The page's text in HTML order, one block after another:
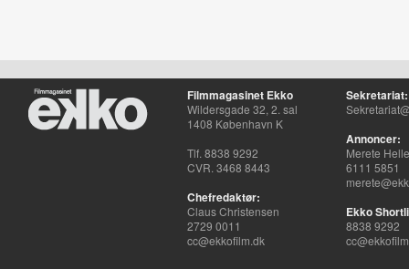
Filmmagasinet Ekko
Wildersgade 32, 2. sal
1408 København K
Tlf. 8838 9292
CVR. 3468 8443
Chefredaktør:
Claus Christensen
2729 0011
cc@ekkofilm.dk
Sekretariat:
Annoncer:
Merete
6111 5851
Ekko
8838 9292